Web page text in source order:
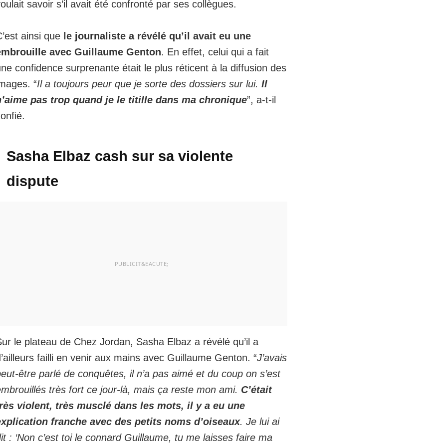
savoir s’il avait été confronté par ses collègues.
ainsi que le journaliste a révélé qu’il avait eu une
avec Guillaume Genton. En effet, celui qui a fait
confidence surprenante était le plus réticent à la diffusion des
“Il a toujours peur que je sorte des dossiers sur lui. Il
pas trop quand je le titille dans ma chronique”, a-t-il
Sasha Elbaz cash sur sa violente
dispute
le plateau de Chez Jordan, Sasha Elbaz a révélé qu’il a
failli en venir aux mains avec Guillaume Genton. “J’avais
être parlé de conquêtes, il n’a pas aimé et du coup on s’est
très fort ce jour-là, mais ça reste mon ami. C’était
violent, très musclé dans les mots, il y a eu une
franche avec des petits noms d’oiseaux. Je lui ai
: ‘Non c’est toi le connard Guillaume, tu me laisses faire ma